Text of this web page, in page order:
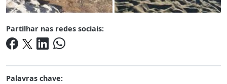
Partilhar nas redes sociais:
Palavras chave: